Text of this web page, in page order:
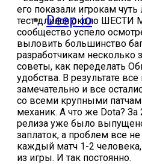
Deep io
его показали игрокам чуть
тест длился около
сообщество успело
выловить большинство
разработчикам несколько
советы, как переделать
удобства. В результате
замечательно и все
со всеми крупными
механик. А что же Dota? За
релиза уже было
заплаток, а проблем все
каждый матч 1-2
из игры. И так постоянно.